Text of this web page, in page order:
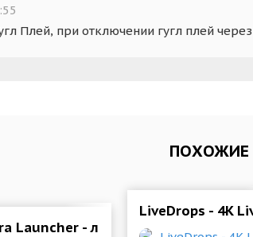
Плей, при отключении гугл плей
ПОХОЖИЕ
Launcher - летние обновления
LiveDrops - 4K